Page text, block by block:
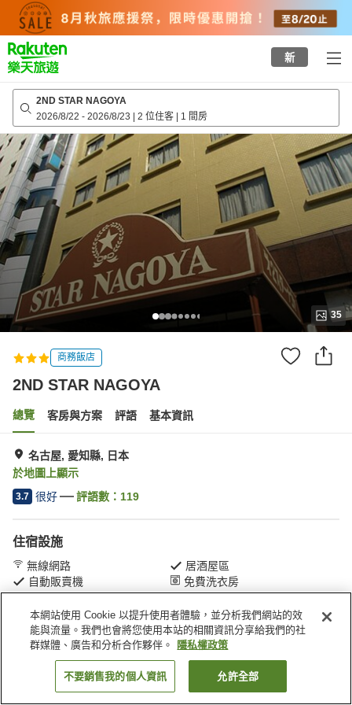
top
page
新
2ND STAR NAGOYA
2026/8/22 - 2026/8/23 | 2 位住客 | 1 間房
35
商務飯店
2ND STAR NAGOYA
總覽 客房與方案 評語 基本資訊
名古屋, 愛知縣, 日本
於地圖上顯示
3.7 很好 評語數： 119
住宿設施
無線網路
居酒屋區
自動販賣機
免費洗衣房
首頁 日本 愛知縣 名古屋 2ND STAR NAGOYA
找客房
本網站使用 Cookie 以提升使用者體驗，並分析我們網站的效
能與流量。我們也會將您使用本站的相關資訊分享給我們的社
群媒體、廣告和分析合作夥伴。
隱私權政策
不要銷售我的個人資訊 允許全部